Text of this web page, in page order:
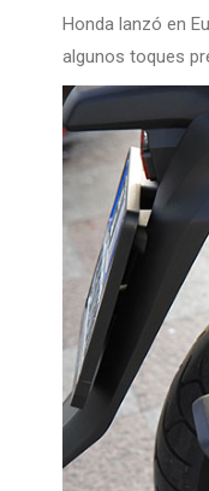
Honda lanzó en
algunos toques